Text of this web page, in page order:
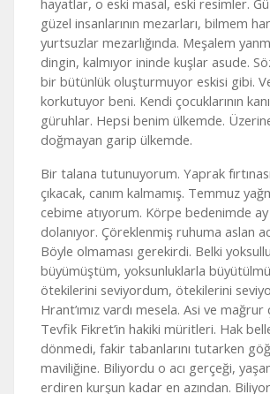
hayatlar, o eski masal, eski resimler.
güzel insanlarının mezarları, bilmem
yurtsuzlar mezarlığında. Meşalem
dingin, kalmıyor ininde kuşlar asude.
bir bütünlük oluşturmuyor eskisi gibi.
korkutuyor beni. Kendi çocuklarının
güruhlar. Hepsi benim ülkemde.
doğmayan garip ülkemde.
Bir talana tutunuyorum. Yaprak
çıkacak, canım kalmamış. Temmuz
cebime atıyorum. Körpe bedenimde ay
dolanıyor. Çöreklenmiş ruhuma aslan
Böyle olmaması gerekirdi. Belki
büyümüştüm, yoksunluklarla
ötekilerini seviyordum, ötekilerini
Hrant’ımız vardı mesela. Asi ve
Tevfik Fikret’in hakiki müritleri. Hak
dönmedi, fakir tabanlarını tutarken
maviliğine. Biliyordu o acı gerçeği,
erdiren kurşun kadar en azından.